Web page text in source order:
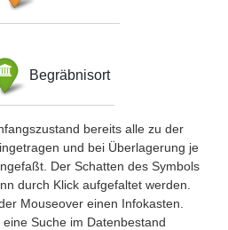
Begräbnisort
bereits alle zu der
und bei Überlagerung je
Der Schatten des Symbols
durch Klick aufgefaltet werden.
Mouseover einen Infokasten.
Suche im Datenbestand